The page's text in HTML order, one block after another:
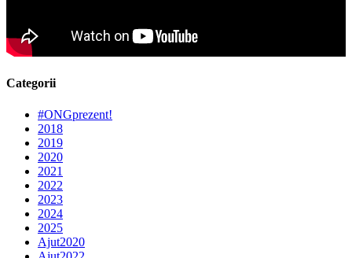
Categorii
#ONGprezent!
2018
2019
2020
2021
2022
2023
2024
2025
Ajut2020